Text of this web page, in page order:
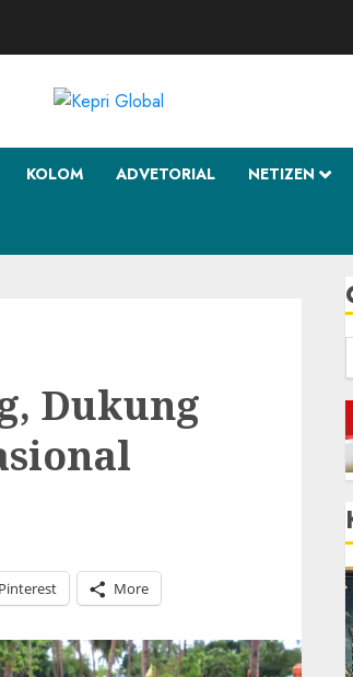
KOLOM ADVETORIAL NETIZEN
Dukung
Pinterest More